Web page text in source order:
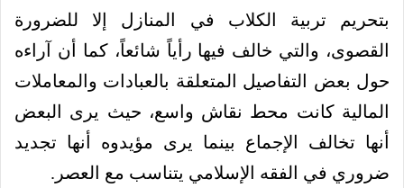
بتحريم تربية الكلاب في المنازل إلا للضرورة
القصوى، والتي خالف فيها رأياً شائعاً، كما أن آراءه
حول بعض التفاصيل المتعلقة بالعبادات والمعاملات
المالية كانت محط نقاش واسع، حيث يرى البعض
أنها تخالف الإجماع بينما يرى مؤيدوه أنها تجديد
ضروري في الفقه الإسلامي يتناسب مع العصر.